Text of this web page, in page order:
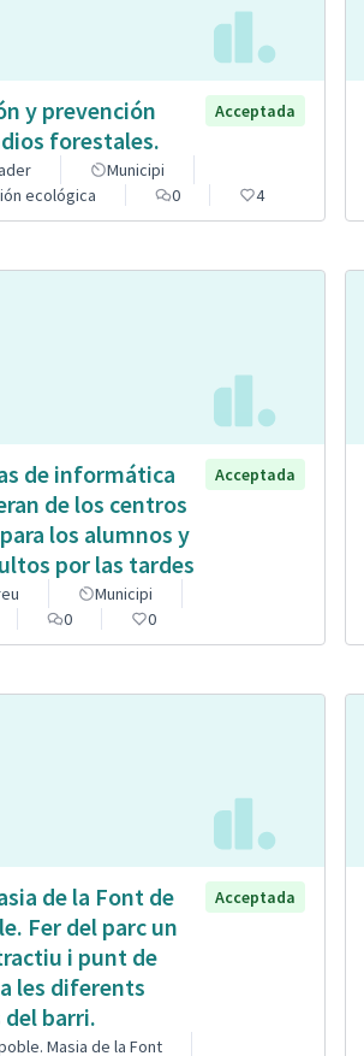
y prevención
forestales.
Acceptada
Municipi
ecológica
0 4
de informática
de los centros
los alumnos y
por las tardes
Acceptada
Municipi
0 0
de la Font de
Fer del parc un
i punt de
les diferents
barri.
Acceptada
Masia de la Font